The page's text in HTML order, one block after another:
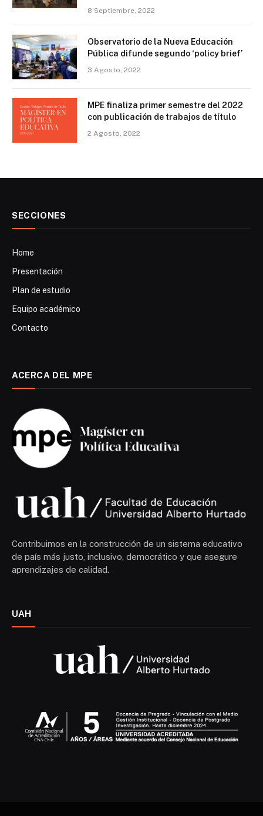
8 Septiembre, 2022
Observatorio de la Nueva Educación
Pública difunde segundo ‘policy brief’
3 Agosto, 2022
MPE finaliza primer semestre del 2022
con publicación de trabajos de título
2 Agosto, 2022
SECCIONES
Home
Presentación
Plan de estudio
Equipo académico
Contacto
ACERCA DEL MPE
Contribuimos en la construcción de un sistema educativo
de país más justo, inclusivo, democrático y que asegure
aprendizajes de calidad.
UAH